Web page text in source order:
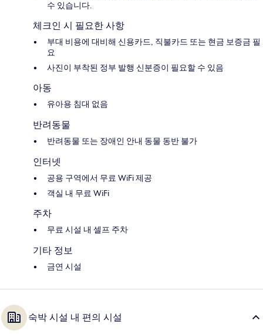
수 있습니다.
체크인 시 필요한 사항
부대 비용에 대비해 신용카드, 직불카드 또는 현금 보증금 필
요
사진이 부착된 정부 발행 신분증이 필요할 수 있음
아동
유아용 침대 없음
반려동물
반려동물 또는 장애인 안내 동물 동반 불가
인터넷
공용 구역에서 무료 WiFi 제공
객실 내 무료 WiFi
주차
무료 시설 내 셀프 주차
기타 정보
금연 시설
숙박 시설 내 편의 시설